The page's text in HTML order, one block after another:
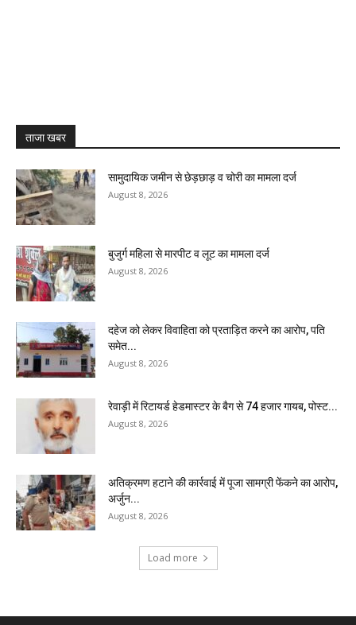
ताजा खबर
सामुदायिक जमीन से छेड़छाड़ व चोरी का मामला दर्ज
August 8, 2026
बुजुर्ग महिला से मारपीट व लूट का मामला दर्ज
August 8, 2026
दहेज को लेकर विवाहिता को प्रताड़ित करने का आरोप, पति
समेत...
August 8, 2026
रेवाड़ी में रिटायर्ड हेडमास्टर के बैग से ₹74 हजार गायब, पोस्ट...
August 8, 2026
अतिक्रमण हटाने की कार्रवाई में पूजा सामग्री फेंकने का आरोप,
अर्जुन...
August 8, 2026
Load more